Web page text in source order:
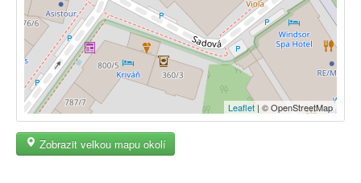
Leaflet | © OpenStreetMap
Zobrazit velkou mapu okolí